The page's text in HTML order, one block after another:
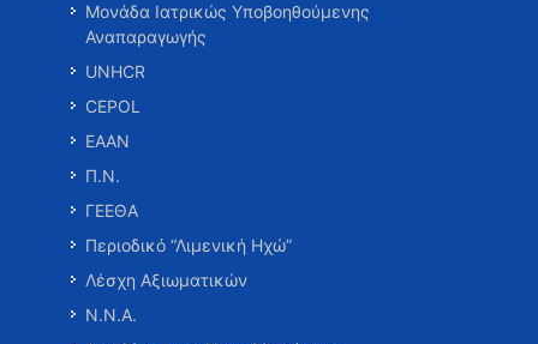
Μονάδα Ιατρικώς Υποβοηθούμενης
Αναπαραγωγής
UNHCR
CEPOL
ΕΑΑΝ
Π.Ν.
ΓΕΕΘΑ
Περιοδικό “Λιμενική Ηχώ”
Λέσχη Αξιωματικών
Ν.Ν.Α.